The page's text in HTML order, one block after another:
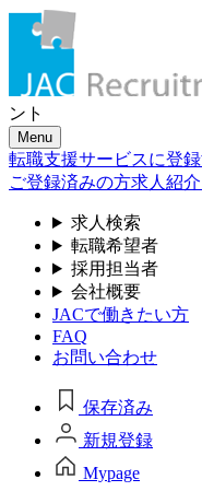
ント
Menu
転職支援サービスに登
ご登録済みの方求人紹
求人検索
転職希望者
採用担当者
会社概要
JACで働きたい方
FAQ
お問い合わせ
保存済み
新規登録
Mypage